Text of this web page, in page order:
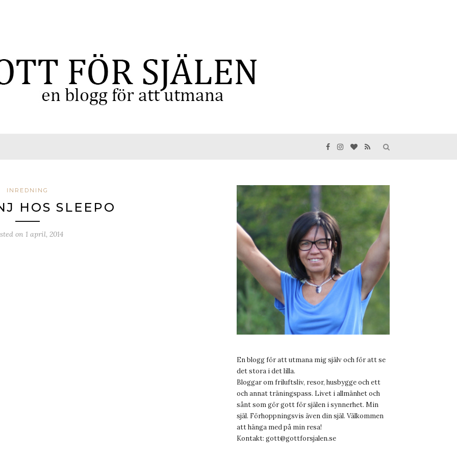
INREDNING
HOS SLEEPO
on 1 april, 2014
En blogg för att utmana mig själv och för att se
det stora i det lilla.
Bloggar om friluftsliv, resor, husbygge och ett
och annat träningspass. Livet i allmänhet och
sånt som gör gott för själen i synnerhet. Min
själ. Förhoppningsvis även din själ. Välkommen
att hänga med på min resa!
Kontakt: gott@gottforsjalen.se